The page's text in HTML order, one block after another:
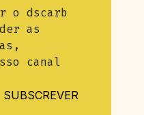
o dscarb
as
canal
SUBSCREVER